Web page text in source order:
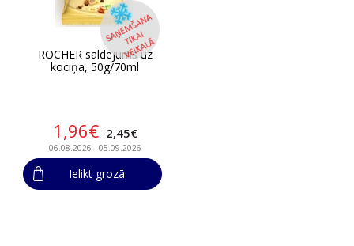
ROCHER saldējums uz
kociņa, 50g/70ml
1,96€ 2,45€
06.08.2026 - 05.09.2026
Ielikt grozā